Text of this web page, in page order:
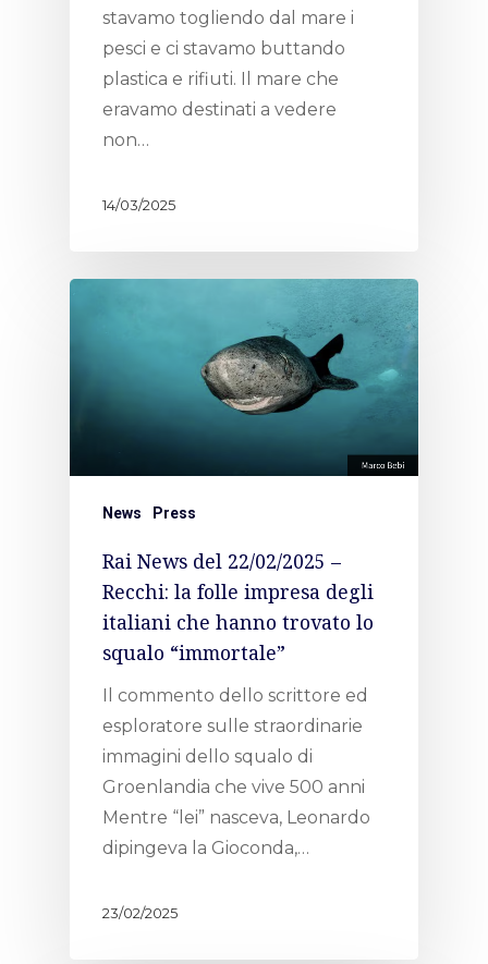
stavamo togliendo dal mare i
pesci e ci stavamo buttando
plastica e rifiuti. Il mare che
eravamo destinati a vedere
non…
14/03/2025
News Press
Rai News del 22/02/2025 –
Recchi: la folle impresa degli
italiani che hanno trovato lo
squalo “immortale”
Il commento dello scrittore ed
esploratore sulle straordinarie
immagini dello squalo di
Groenlandia che vive 500 anni
Mentre “lei” nasceva, Leonardo
dipingeva la Gioconda,…
23/02/2025